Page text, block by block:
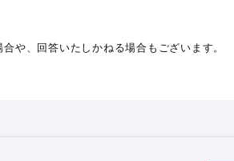
や、回答いたしかねる場合もございます。